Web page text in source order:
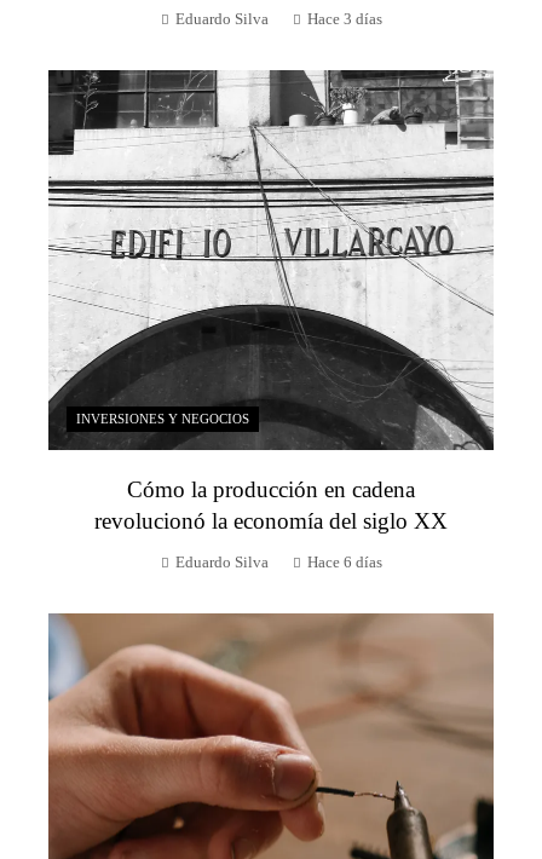
Eduardo Silva Hace 3 días
INVERSIONES Y NEGOCIOS
Cómo la producción en cadena
revolucionó la economía del siglo XX
Eduardo Silva Hace 6 días